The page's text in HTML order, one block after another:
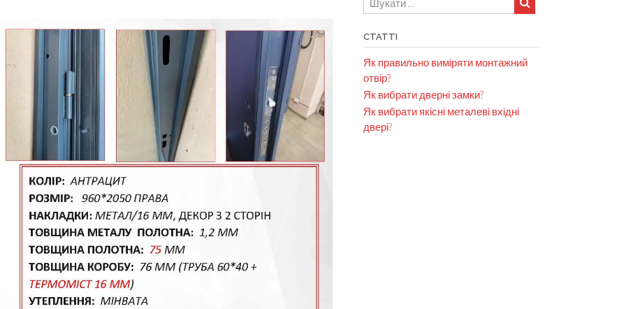
СТАТТІ
Як правильно виміряти монтажний
отвір?
Як вибрати дверні замки?
Як вибрати якісні металеві вхідні
двері?